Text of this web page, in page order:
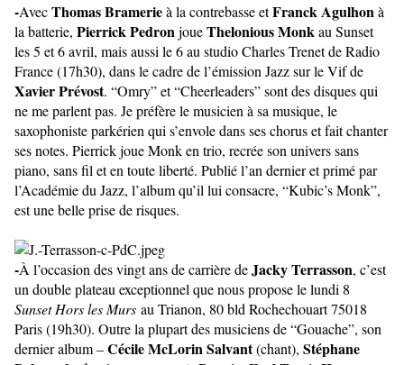
-AvecThomas Bramerieà la contrebasse etFranck Agulhonà
la batterie, Pierrick PedronjoueThelonious Monkau Sunset
les 5 et 6 avril, mais aussi le 6 au studio Charles Trenet de Radio
France (17h30), dans le cadre de l’émission Jazz sur le Vif de
Xavier Prévost. “Omry” et “Cheerleaders” sont des disques qui
ne me parlent pas. Je préfère le musicien à sa musique, le
saxophoniste parkérien qui s’envole dans ses chorus et fait chanter
ses notes. Pierrick joue Monk en trio, recrée son univers sans
piano, sans fil et en toute liberté. Publié l’an dernier et primé par
l’Académie du Jazz, l’album qu’il lui consacre, “Kubic’s Monk”,
est une belle prise de risques.
-À l’occasion des vingt ans de carrière deJacky Terrasson, c’est
un double plateau exceptionnel que nous propose le lundi 8
Sunset Hors les Murs au Trianon, 80 bld Rochechouart 75018
Paris (19h30). Outre la plupart des musiciens de “Gouache”, son
dernier album –Cécile McLorin Salvant(chant), Stéphane